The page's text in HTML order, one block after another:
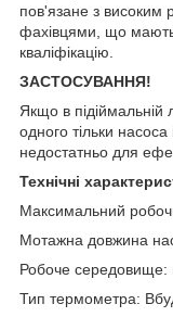
пов'язане з високим
фахівцями, що мають
кваліфікацію.
ЗАСТОСУВАННЯ!
Якщо в підіймальній
одного тільки
недостатньо для
Технічні
Максимальний
Мотажна довжина
Робоче середовище:
Тип термометра: